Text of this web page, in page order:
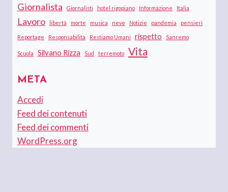
Giornalista Giornalisti hotel rigopiano Informazione Italia
Lavoro libertà morte musica neve Notizie pandemia pensieri
Reportage Responsabilità Restiamo Umani rispetto Sanremo
Scuola Silvano Rizza Sud terremoto Vita
META
Accedi
Feed dei contenuti
Feed dei commenti
WordPress.org